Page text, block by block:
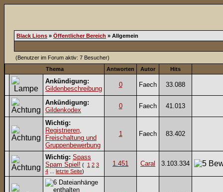
Black Lions » Öffentlicher Bereich » Allgemein
(Benutzer im Forum aktiv: 7 Besucher)
Thema
Antworten Autor Hits
Ankündigung:
Gildenbeschreibung
0 Faech 33.088
Ankündigung:
Gildenkodex
0 Faech 41.013
Wichtig:
Registrieren,
Freischaltung und
Gruppenbewerbung
1 Faech 83.402
Wichtig: Spass
Spam Spiel! ( 1 2 3
4
letzte Seite)
1.451 Caral 3.103.334